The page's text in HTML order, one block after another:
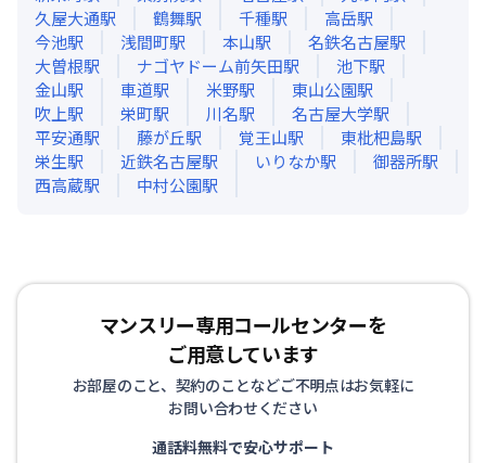
久屋大通駅 鶴舞駅 千種駅 高岳駅
今池駅 浅間町駅 本山駅 名鉄名古屋駅
大曽根駅 ナゴヤドーム前矢田駅 池下駅
金山駅 車道駅 米野駅 東山公園駅
吹上駅 栄町駅 川名駅 名古屋大学駅
平安通駅 藤が丘駅 覚王山駅 東枇杷島駅
栄生駅 近鉄名古屋駅 いりなか駅 御器所駅
西高蔵駅 中村公園駅
マンスリー専用コールセンターを
ご用意しています
お部屋のこと、契約のことなどご不明点はお気軽に
お問い合わせください
通話料無料で安心サポート